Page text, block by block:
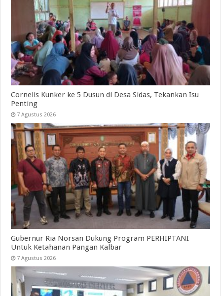
Cornelis Kunker ke 5 Dusun di Desa Sidas, Tekankan Isu
Penting
7 Agustus 2026
Gubernur Ria Norsan Dukung Program PERHIPTANI
Untuk Ketahanan Pangan Kalbar
7 Agustus 2026